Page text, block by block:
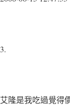
3.
艾隆是我吃過覺得